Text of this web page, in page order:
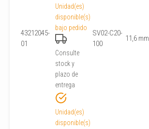
43212045-
01
Unidad(es)
disponible(s)
bajo pedido
Consulte
stock y
plazo de
entrega
SV02-C20-
100
11,6 mm
Unidad(es)
disponible(s)